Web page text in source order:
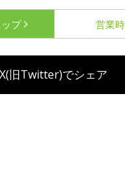
ップ 営業
X(旧Twitter)でシェア